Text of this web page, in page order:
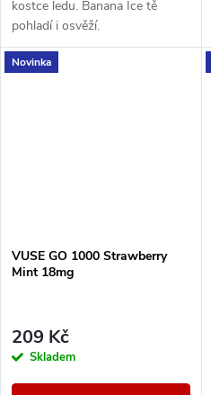
kostce ledu. Banana Ice tě
pohladí i osvěží.
Novinka
VUSE GO 1000 Strawberry
Mint 18mg
209 Kč
Skladem